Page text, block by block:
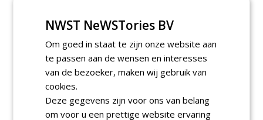
sport bij Antea Realisatie
15-07-2026, Capelle a/d IJssel, Maastricht
Allround
magazijnmedewerker
(fulltime) bij DSV zaden
Nederland B.V.
Groeiplaats specialist bij
NWST NeWSTories BV
Om goed in staat te zijn onze website aan
te passen aan de wensen en interesses
van de bezoeker, maken wij gebruik van
cookies.
Deze gegevens zijn voor ons van belang
om voor u een prettige website ervaring